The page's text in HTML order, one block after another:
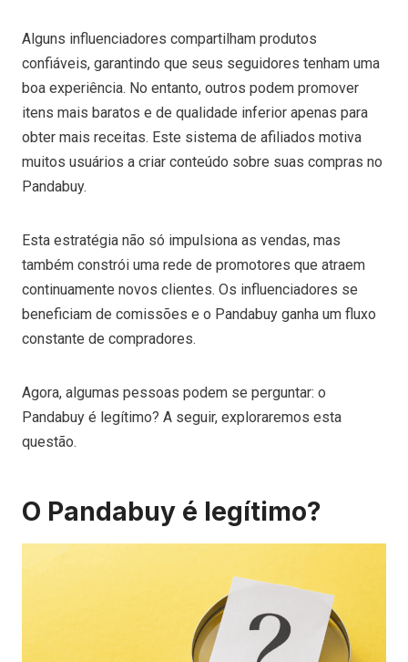
Alguns influenciadores compartilham produtos
confiáveis, garantindo que seus seguidores tenham uma
boa experiência. No entanto, outros podem promover
itens mais baratos e de qualidade inferior apenas para
obter mais receitas. Este sistema de afiliados motiva
muitos usuários a criar conteúdo sobre suas compras no
Pandabuy.
Esta estratégia não só impulsiona as vendas, mas
também constrói uma rede de promotores que atraem
continuamente novos clientes. Os influenciadores se
beneficiam de comissões e o Pandabuy ganha um fluxo
constante de compradores.
Agora, algumas pessoas podem se perguntar: o
Pandabuy é legítimo? A seguir, exploraremos esta
questão.
O Pandabuy é legítimo?